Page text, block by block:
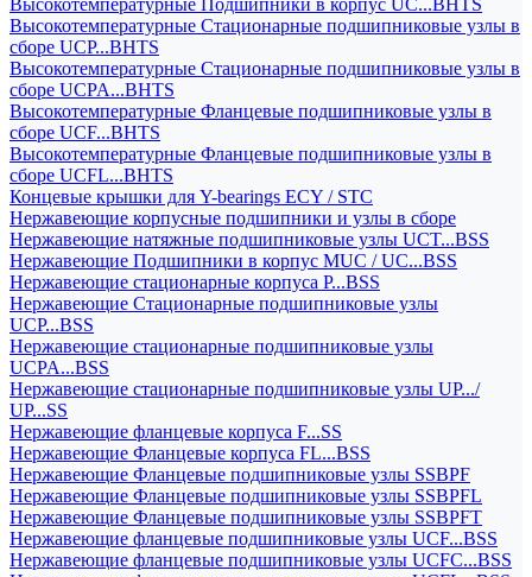
Высокотемпературные Подшипники в корпус UC...BHTS
Высокотемпературные Стационарные подшипниковые узлы в
сборе UCP...BHTS
Высокотемпературные Стационарные подшипниковые узлы в
сборе UCPA...BHTS
Высокотемпературные Фланцевые подшипниковые узлы в
сборе UCF...BHTS
Высокотемпературные Фланцевые подшипниковые узлы в
сборе UCFL...BHTS
Концевые крышки для Y-bearings ECY / STC
Нержавеющие корпусные подшипники и узлы в сборе
Нержавеющие натяжные подшипниковые узлы UCT...BSS
Нержавеющие Подшипники в корпус MUC / UC...BSS
Нержавеющие стационарные корпуса P...BSS
Нержавеющие Стационарные подшипниковые узлы
UCP...BSS
Нержавеющие стационарные подшипниковые узлы
UCPA...BSS
Нержавеющие стационарные подшипниковые узлы UP.../
UP...SS
Нержавеющие фланцевые корпуса F...SS
Нержавеющие Фланцевые корпуса FL...BSS
Нержавеющие Фланцевые подшипниковые узлы SSBPF
Нержавеющие Фланцевые подшипниковые узлы SSBPFL
Нержавеющие Фланцевые подшипниковые узлы SSBPFT
Нержавеющие фланцевые подшипниковые узлы UCF...BSS
Нержавеющие фланцевые подшипниковые узлы UCFC...BSS